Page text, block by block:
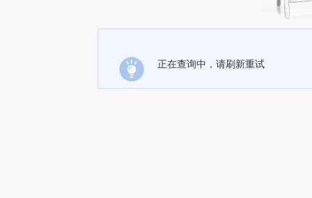
正在查询中，请刷新重试